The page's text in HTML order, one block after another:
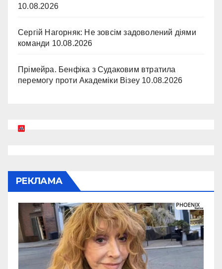
10.08.2026
Сергій Нагорняк: Не зовсім задоволений діями
команди 10.08.2026
Прімейра. Бенфіка з Судаковим втратила
перемогу проти Академіки Візеу 10.08.2026
РЕКЛАМА